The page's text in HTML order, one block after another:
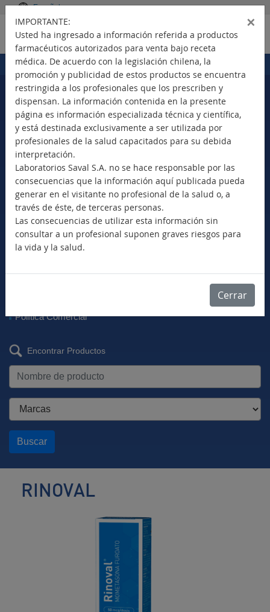
Español
Portada > Productos
Seleccione su país
Nuevos Productos
Marca Comercial
Principio Activo
Clase Terapéutica
Bioequivalentes
Descargar Vademécum
Política Comercial
Encontrar Productos
Buscar
×
IMPORTANTE:
Usted ha ingresado a información referida a productos
farmacéuticos autorizados para venta bajo receta
médica. De acuerdo con la legislación chilena, la
promoción y publicidad de estos productos se encuentra
restringida a los profesionales que los prescriben y
dispensan. La información contenida en la presente
página es información especializada técnica y científica,
y está destinada exclusivamente a ser utilizada por
profesionales de la salud capacitados para su debida
interpretación.
Laboratorios Saval S.A. no se hace responsable por las
consecuencias que la información aquí publicada pueda
generar en el visitante no profesional de la salud o, a
través de éste, de terceras personas.
Las consecuencias de utilizar esta información sin
consultar a un profesional suponen graves riesgos para
la vida y la salud.
Cerrar
RINOVAL